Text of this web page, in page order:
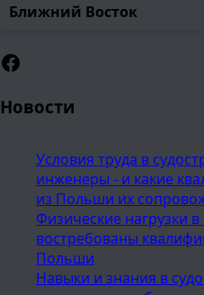
Ближний Восток
Facebook
Новости
Условия труда в
инженеры - и какие
из Польши их
Физические нагрузки
востребованы
Польши
Навыки и знания в